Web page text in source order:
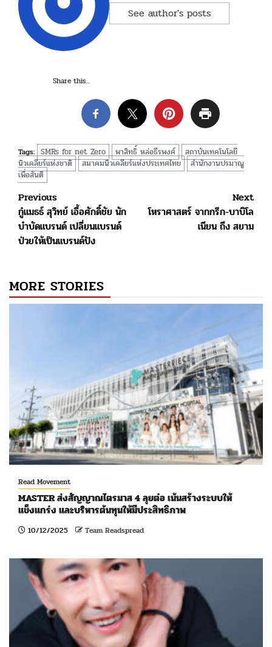
See author's posts
Share this...
Tags: SMRs for net Zero พาสิทธิ์ หล่อธีรพงศ์
สถาบันเทคโนโลยี
นิวเคลียร์แห่งชาติ
สมาคมนิวเคลียร์แห่งประเทศไทย
สำนักงานปรมาณู
เพื่อสันติ
Post
navigation
Previous
กู๋แมธธ์ สุวิทย์ เอื้อศักดิ์ชัย นัก
บำบัดแบรนด์ เปลี่ยนแบรนด์
ป่วยให้เป็นแบรนด์ปัง
Next
โหราศาสตร์ จากกรีก-บาบิโล
เนียน ถึง สยาม
MORE STORIES
Read Movement
MASTER ส่งสัญญาณไตรมาส 4 ลุยต่อ เน้นสร้างระบบให้
แข็งแกร่ง และบริหารต้นทุนให้มีประสิทธิภาพ
10/12/2025 Team Readspread